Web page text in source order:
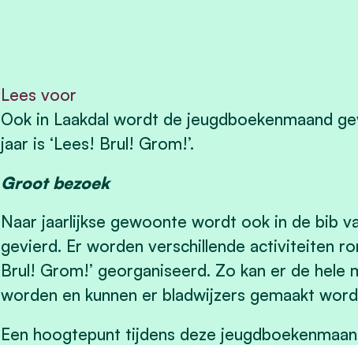
Lees voor
Ook in Laakdal wordt de jeugdboekenmaand
jaar is ‘Lees! Brul! Grom!’.
Groot bezoek
Naar jaarlijkse gewoonte wordt ook in de bib
gevierd. Er worden verschillende activiteiten
Brul! Grom!’ georganiseerd. Zo kan er de hele
worden en kunnen er bladwijzers gemaakt
Een hoogtepunt tijdens deze